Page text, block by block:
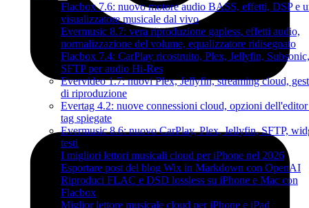
Flacbox 7.6: nuovo motore audio BASS, effetti, DSP e
visualizzatore musicale dal vivo
Evermusic 8.7: vera riproduzione gapless, effetti audio,
normalizzazione del volume, equalizzatore ridisegnato
Flacbox 7.4: CarPlay ricostruito, Plex, Jellyfin, Subsonic,
SFTP per audio Hi-Res
Evervideo 1.7: nuovi Plex, Jellyfin, streaming cloud,
di riproduzione
Evertag 4.2: nuove connessioni cloud, opzioni
tag spiegate
Evermusic 8.6: nuovo CarPlay, Plex, Jellyfin, SFTP,
testi
I migliori lettori musicali cloud per iPhone nel 2026
Esportare post del blog Wix in Markdown con OpenAI
Riproduci FLAC e DSD lossless su iPhone e Mac con
Flacbox
Miglior lettore musicale cloud per iPhone e iPad